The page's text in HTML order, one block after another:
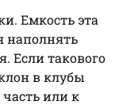
Емкость эта
наполнять
Если такового
в клубы
или к